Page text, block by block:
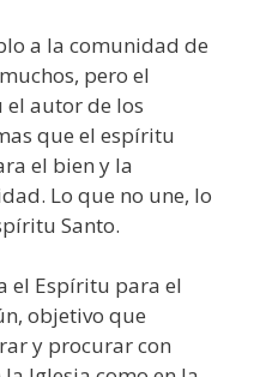
a la comunidad de
pero el
el autor de los
que el espíritu
el bien y la
Lo que no une, lo
Santo.
el Espíritu para el
objetivo que
y procurar con